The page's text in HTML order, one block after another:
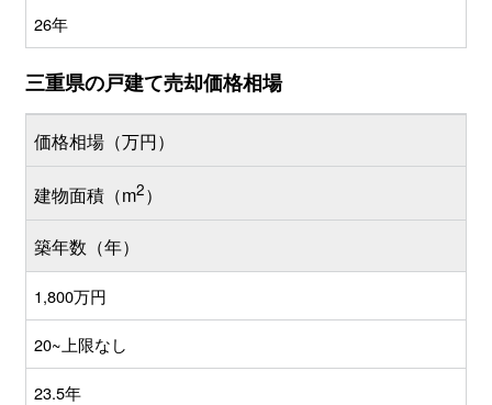
26年
三重県の戸建て売却価格相場
価格相場（万円）
建物面積（m2）
築年数（年）
1,800万円
20~上限なし
23.5年